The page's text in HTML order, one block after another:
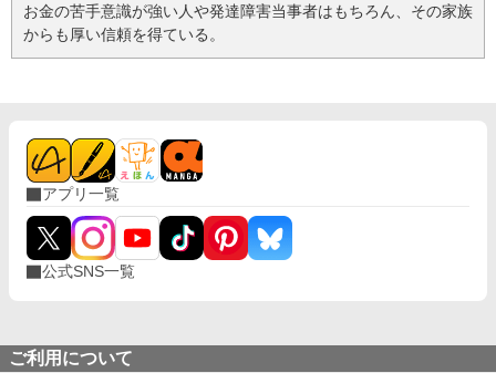
お金の苦手意識が強い人や発達障害当事者はもちろん、その家族
からも厚い信頼を得ている。
アプリ一覧
公式SNS一覧
ご利用について